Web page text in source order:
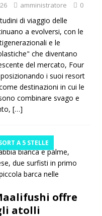
amministratore 0
di viaggio delle
a evolversi, con le
e le
che diventano
del mercato, Four
i suoi resort
destinazioni in cui le
combinare svago e
[…]
A 5 STELLE
offre
atolli